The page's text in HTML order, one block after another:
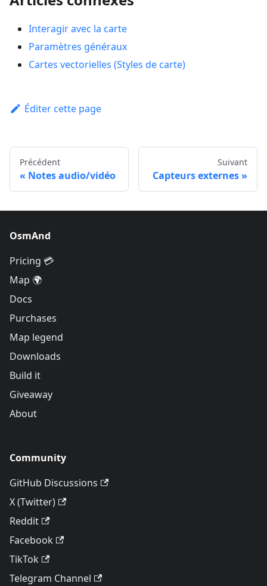
Interagir avec la carte
Paramètres généraux
Cartes vectorielles (Styles de carte)
Éditer cette page
Précédent
Notes audio/vidéo
Suivant
Capteurs externes
OsmAnd
Pricing 💳
Map 🌍
Docs
Purchases
Map legend
Downloads
Build it
Giveaway
About
Community
GitHub Discussions
X (Twitter)
Reddit
Facebook
TikTok
Telegram Channel